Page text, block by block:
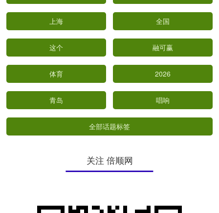
上海 全国
这个 融可赢
体育 2026
青岛 唱响
全部话题标签
关注 倍顺网